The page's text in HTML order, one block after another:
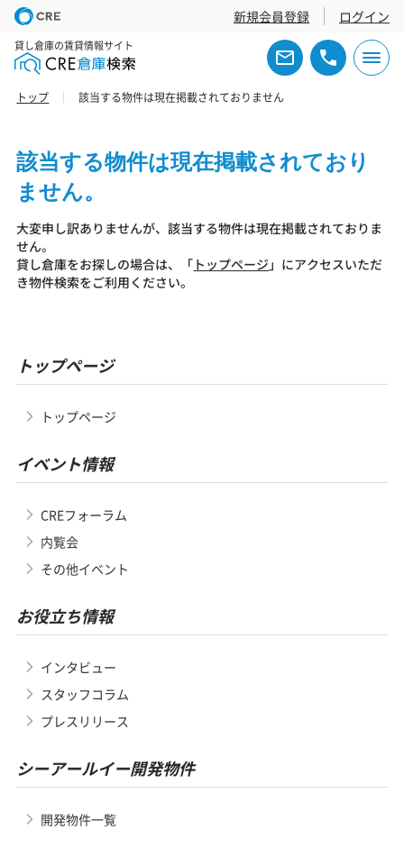
新規会員登録 ログイン
貸し倉庫の賃貸情報サイト
トップ 該当する物件は現在掲載されておりません
該当する物件は現在掲載されており
ません。
大変申し訳ありませんが、該当する物件は現在掲載されておりま
せん。
貸し倉庫をお探しの場合は、「 トップページ 」にアクセスいただ
き物件検索をご利用ください。
トップページ
トップページ
イベント情報
CREフォーラム
内覧会
その他イベント
お役立ち情報
インタビュー
スタッフコラム
プレスリリース
シーアールイー開発物件
開発物件一覧